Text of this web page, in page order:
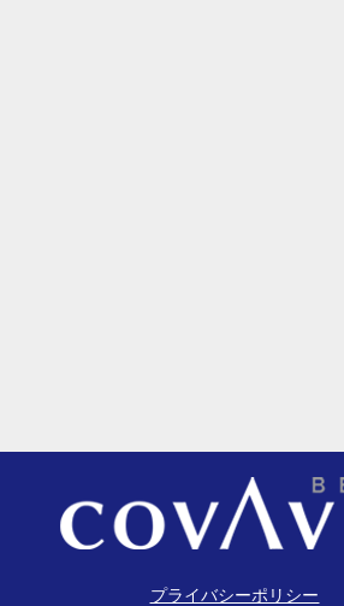
プライバシーポリシー